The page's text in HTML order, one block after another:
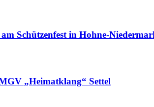
Schützenfest in Hohne-
„Heimatklang“ Settel